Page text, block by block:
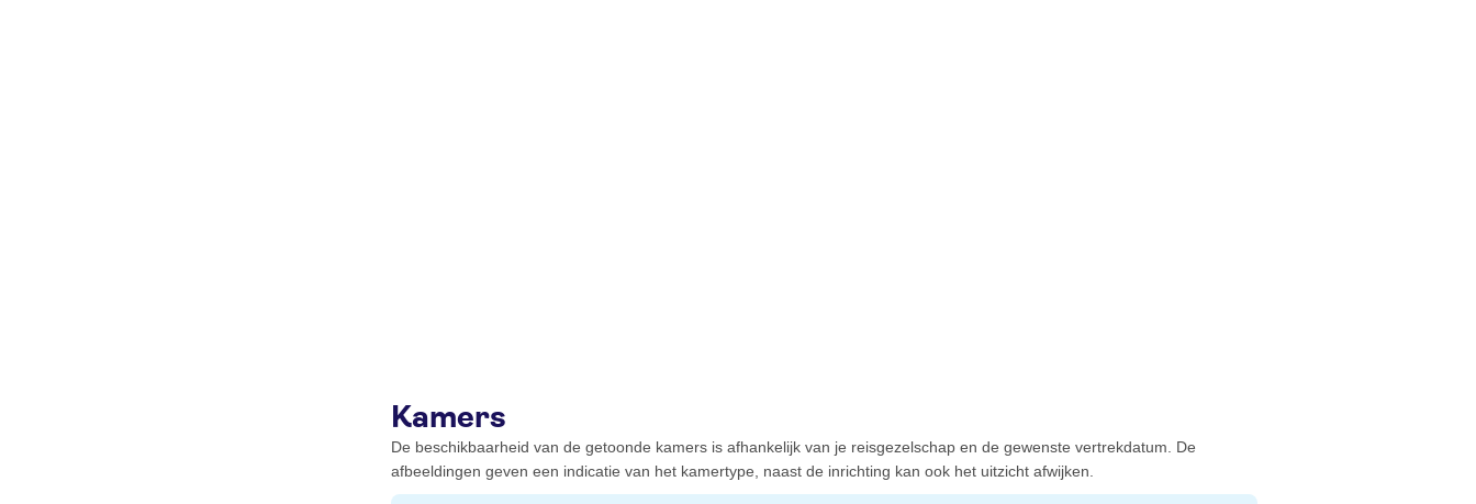
Kamers
De beschikbaarheid van de getoonde kamers is afhankelijk van je reisgezelschap en de gewenste vertrekdatum. De
afbeeldingen geven een indicatie van het kamertype, naast de inrichting kan ook het uitzicht afwijken.